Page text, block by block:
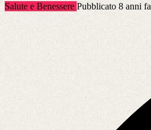
Salute e Benessere Pubblicato 8 anni fa